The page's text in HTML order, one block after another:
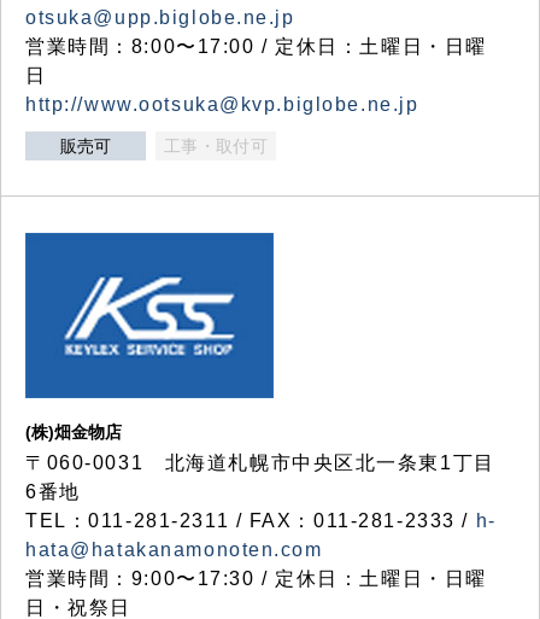
otsuka@upp.biglobe.ne.jp
営業時間：8:00〜17:00 / 定休日：土曜日・日曜
日
http://www.ootsuka@kvp.biglobe.ne.jp
販売可 工事・取付可
(株)畑金物店
〒060-0031 北海道札幌市中央区北一条東1丁目
6番地
TEL：011-281-2311 / FAX：011-281-2333 / h-
hata@hatakanamonoten.com
営業時間：9:00〜17:30 / 定休日：土曜日・日曜
日・祝祭日